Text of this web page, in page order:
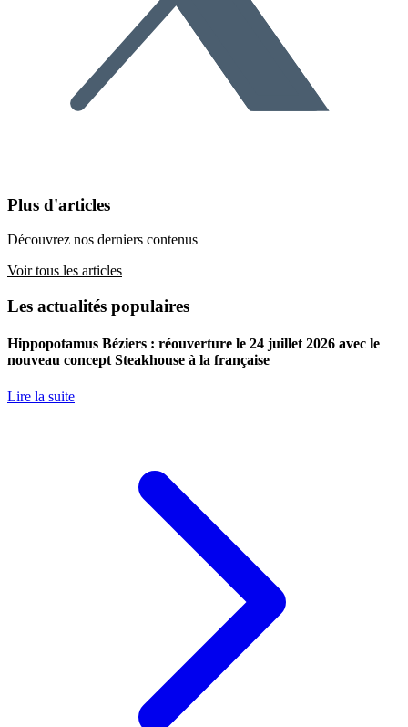
Plus d'articles
Découvrez nos derniers contenus
Voir tous les articles
Les actualités populaires
Hippopotamus Béziers : réouverture le 24 juillet 2026 avec le
nouveau concept Steakhouse à la française
Lire la suite